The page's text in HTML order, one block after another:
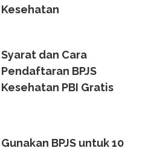
Kesehatan
Syarat dan Cara
Pendaftaran BPJS
Kesehatan PBI Gratis
Gunakan BPJS untuk 10